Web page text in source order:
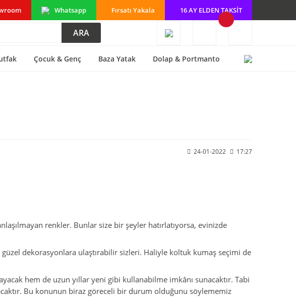
Whatsapp Fırsatı Yakala 16 AY ELDEN TAKSİT
ARA
Çocuk & Genç Baza Yatak Dolap & Portmanto
24-01-2022 17:27
renkler. Bunlar size bir şeyler hatırlatıyorsa, evinizde
dekorasyonlara ulaştırabilir sizleri. Haliyle koltuk kumaş seçimi de
hem de uzun yıllar yeni gibi kullanabilme imkânı sunacaktır. Tabi
Bu konunun biraz göreceli bir durum olduğunu söylememiz